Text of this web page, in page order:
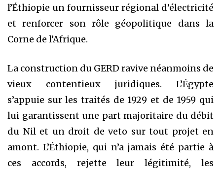
l’Éthiopie un fournisseur régional d’électricité
et renforcer son rôle géopolitique dans la
Corne de l’Afrique.
La construction du GERD ravive néanmoins de
vieux contentieux juridiques. L’Égypte
s’appuie sur les traités de 1929 et de 1959 qui
lui garantissent une part majoritaire du débit
du Nil et un droit de veto sur tout projet en
amont. L’Éthiopie, qui n’a jamais été partie à
ces accords, rejette leur légitimité, les